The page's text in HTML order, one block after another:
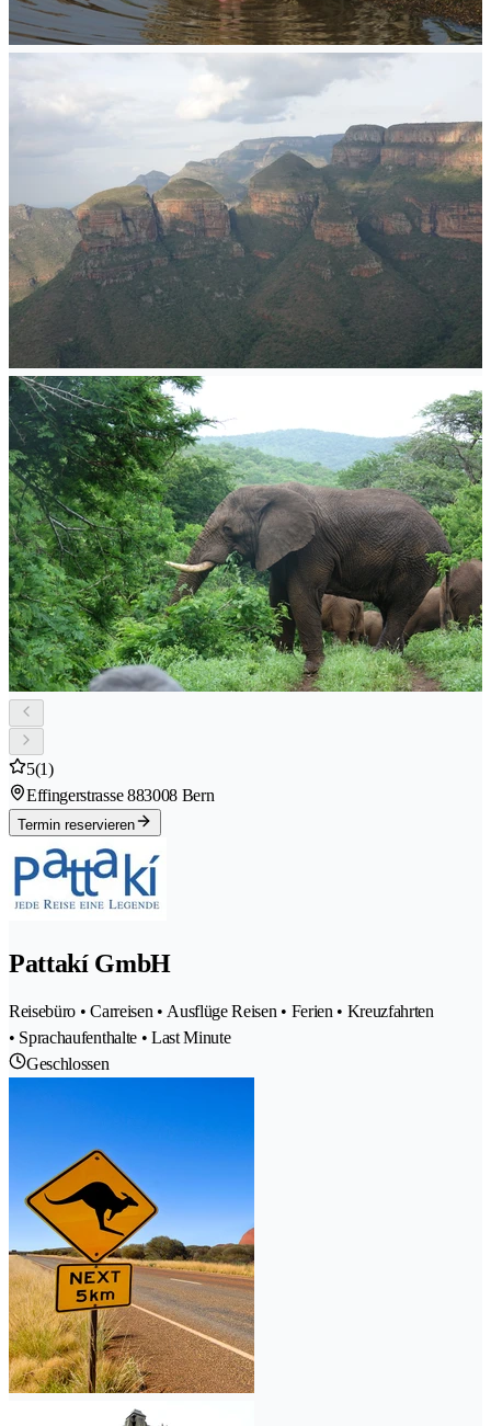
5(1)
Effingerstrasse 883008 Bern
Termin reservieren
Pattakí GmbH
Reisebüro • Carreisen • Ausflüge Reisen • Ferien • Kreuzfahrten
• Sprachaufenthalte • Last Minute
Geschlossen